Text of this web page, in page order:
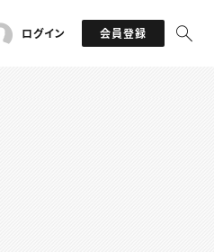
ログイン 会員登録